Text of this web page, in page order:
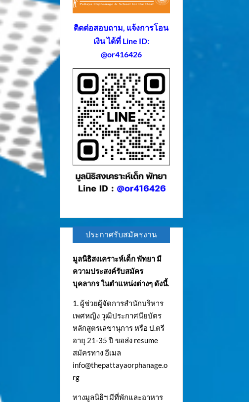
ติดต่อสอบถาม, แจ้งการโอน
เงิน ได้ที่ Line ID:
@or416426
ประกาศรับสมัครงาน
มูลนิธิสงเคราะห์เด็ก พัทยา มี
ความประสงค์รับสมัคร
บุคลากร ในตำแหน่งต่างๆ ดังนี้.
1. ผู้ช่วยผู้จัดการสำนักบริหาร
เพศหญิง วุฒิประกาศนียบัตร
หลักสูตรเลขานุการ หรือ ป.ตรี
อายุ 21-35 ปี ขอส่ง resume
สมัครทาง อีเมล
info@thepattayaorphanage.o
rg
ทางมูลนิธิฯ มีที่พักและอาหาร